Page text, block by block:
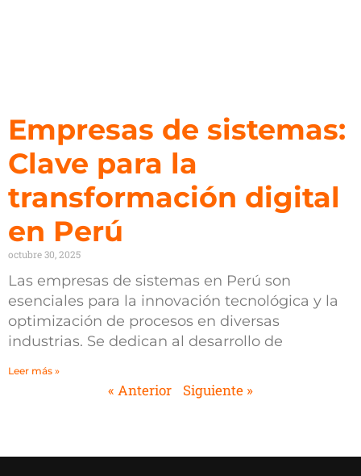
Empresas de sistemas:
Clave para la
transformación digital
en Perú
octubre 30, 2025
Las empresas de sistemas en Perú son
esenciales para la innovación tecnológica y la
optimización de procesos en diversas
industrias. Se dedican al desarrollo de
Leer más »
« Anterior Siguiente »